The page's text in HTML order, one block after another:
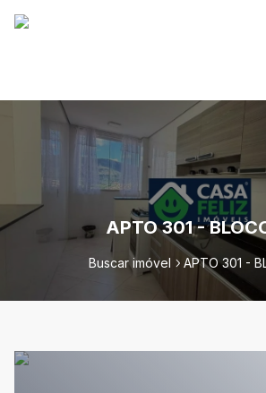
APTO 301 -
Buscar imóvel APTO 301 -